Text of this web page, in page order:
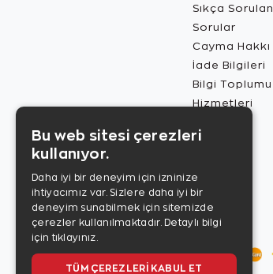
Sıkça Sorulan
Sorular
Cayma Hakkı
İade Bilgileri
Bilgi Toplumu
Hizmetleri
Bu web sitesi çerezleri
kullanıyor.
Daha iyi bir deneyim için izninize
ihtiyacımız var. Sizlere daha iyi bir
deneyim sunabilmek için sitemizde
çerezler kullanılmaktadır. Detaylı bilgi
için tıklayınız.
TÜM ÇEREZLERI KABUL ET